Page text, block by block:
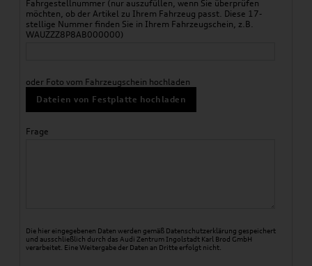
Fahrgestellnummer (nur auszufüllen, wenn Sie überprüfen
möchten, ob der Artikel zu Ihrem Fahrzeug passt. Diese 17-
stellige Nummer finden Sie in Ihrem Fahrzeugschein, z.B.
WAUZZZ8P8AB000000)
oder Foto vom Fahrzeugschein hochladen
Dateien von Festplatte hochladen
Frage
Die hier eingegebenen Daten werden gemäß Datenschutzerklärung gespeichert
und ausschließlich durch das Audi Zentrum Ingolstadt Karl Brod GmbH
verarbeitet. Eine Weitergabe der Daten an Dritte erfolgt nicht.